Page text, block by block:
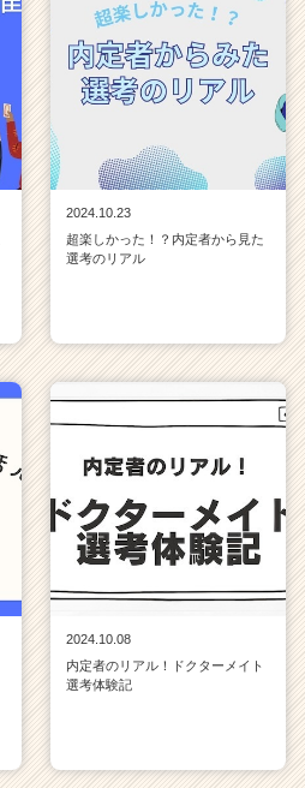
2024.10.23
超楽しかった！？内定者から見た
選考のリアル
2024.10.08
内定者のリアル！ドクターメイト
選考体験記